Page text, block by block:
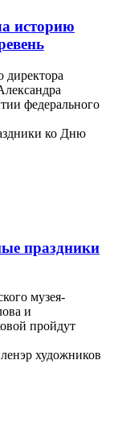
историю
федерального
праздники
музея-
и
пройдут